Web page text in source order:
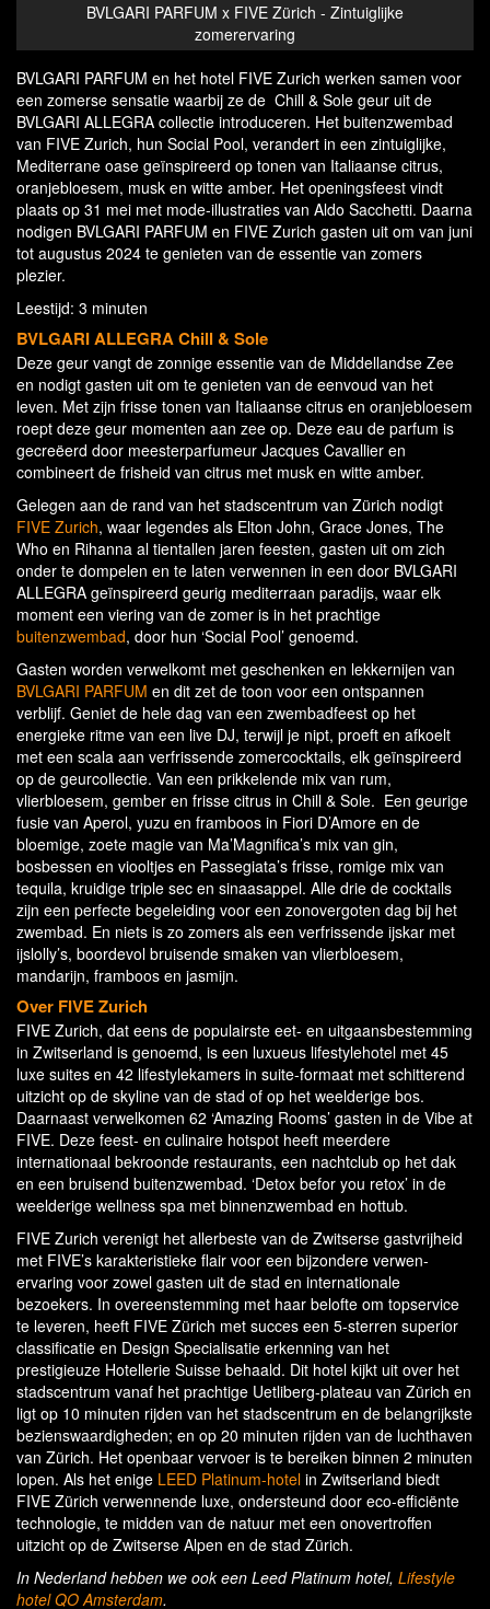
BVLGARI PARFUM x FIVE Zürich - Zintuiglijke
zomerervaring
BVLGARI PARFUM en het hotel FIVE Zurich werken samen voor
een zomerse sensatie waarbij ze de Chill & Sole geur uit de
BVLGARI ALLEGRA collectie introduceren. Het buitenzwembad
van FIVE Zurich, hun Social Pool, verandert in een zintuiglijke,
Mediterrane oase geïnspireerd op tonen van Italiaanse citrus,
oranjebloesem, musk en witte amber. Het openingsfeest vindt
plaats op 31 mei met mode-illustraties van Aldo Sacchetti. Daarna
nodigen BVLGARI PARFUM en FIVE Zurich gasten uit om van juni
tot augustus 2024 te genieten van de essentie van zomers
plezier.
Leestijd: 3 minuten
BVLGARI ALLEGRA Chill & Sole
Deze geur vangt de zonnige essentie van de Middellandse Zee
en nodigt gasten uit om te genieten van de eenvoud van het
leven. Met zijn frisse tonen van Italiaanse citrus en oranjebloesem
roept deze geur momenten aan zee op. Deze eau de parfum is
gecreëerd door meesterparfumeur Jacques Cavallier en
combineert de frisheid van citrus met musk en witte amber.
Gelegen aan de rand van het stadscentrum van Zürich nodigt
FIVE Zurich, waar legendes als Elton John, Grace Jones, The
Who en Rihanna al tientallen jaren feesten, gasten uit om zich
onder te dompelen en te laten verwennen in een door BVLGARI
ALLEGRA geïnspireerd geurig mediterraan paradijs, waar elk
moment een viering van de zomer is in het prachtige
buitenzwembad, door hun ‘Social Pool’ genoemd.
Gasten worden verwelkomt met geschenken en lekkernijen van
BVLGARI PARFUM en dit zet de toon voor een ontspannen
verblijf. Geniet de hele dag van een zwembadfeest op het
energieke ritme van een live DJ, terwijl je nipt, proeft en afkoelt
met een scala aan verfrissende zomercocktails, elk geïnspireerd
op de geurcollectie. Van een prikkelende mix van rum,
vlierbloesem, gember en frisse citrus in Chill & Sole. Een geurige
fusie van Aperol, yuzu en framboos in Fiori D’Amore en de
bloemige, zoete magie van Ma’Magnifica’s mix van gin,
bosbessen en viooltjes en Passegiata’s frisse, romige mix van
tequila, kruidige triple sec en sinaasappel. Alle drie de cocktails
zijn een perfecte begeleiding voor een zonovergoten dag bij het
zwembad. En niets is zo zomers als een verfrissende ijskar met
ijslolly’s, boordevol bruisende smaken van vlierbloesem,
mandarijn, framboos en jasmijn.
Over FIVE Zurich
FIVE Zurich, dat eens de populairste eet- en uitgaansbestemming
in Zwitserland is genoemd, is een luxueus lifestylehotel met 45
luxe suites en 42 lifestylekamers in suite-formaat met schitterend
uitzicht op de skyline van de stad of op het weelderige bos.
Daarnaast verwelkomen 62 ‘Amazing Rooms’ gasten in de Vibe at
FIVE. Deze feest- en culinaire hotspot heeft meerdere
internationaal bekroonde restaurants, een nachtclub op het dak
en een bruisend buitenzwembad. ‘Detox befor you retox’ in de
weelderige wellness spa met binnenzwembad en hottub.
FIVE Zurich verenigt het allerbeste van de Zwitserse gastvrijheid
met FIVE’s karakteristieke flair voor een bijzondere verwen-
ervaring voor zowel gasten uit de stad en internationale
bezoekers. In overeenstemming met haar belofte om topservice
te leveren, heeft FIVE Zürich met succes een 5-sterren superior
classificatie en Design Specialisatie erkenning van het
prestigieuze Hotellerie Suisse behaald. Dit hotel kijkt uit over het
stadscentrum vanaf het prachtige Uetliberg-plateau van Zürich en
ligt op 10 minuten rijden van het stadscentrum en de belangrijkste
bezienswaardigheden; en op 20 minuten rijden van de luchthaven
van Zürich. Het openbaar vervoer is te bereiken binnen 2 minuten
lopen. Als het enige LEED Platinum-hotel in Zwitserland biedt
FIVE Zürich verwennende luxe, ondersteund door eco-efficiënte
technologie, te midden van de natuur met een onovertroffen
uitzicht op de Zwitserse Alpen en de stad Zürich.
In Nederland hebben we ook een Leed Platinum hotel, Lifestyle
hotel QO Amsterdam.